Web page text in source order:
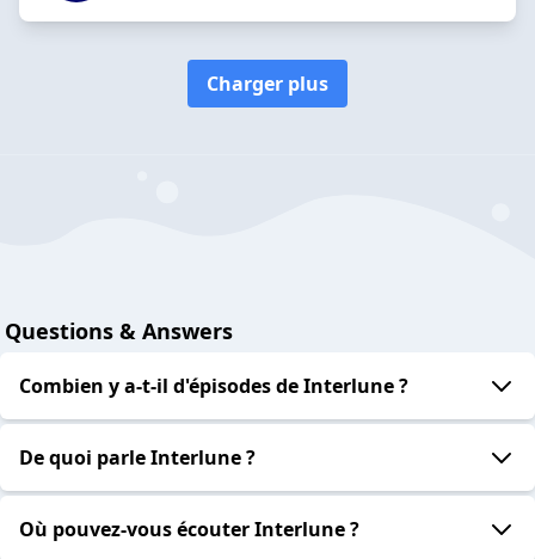
Charger plus
Questions & Answers
Combien y a-t-il d'épisodes de Interlune ?
De quoi parle Interlune ?
Où pouvez-vous écouter Interlune ?